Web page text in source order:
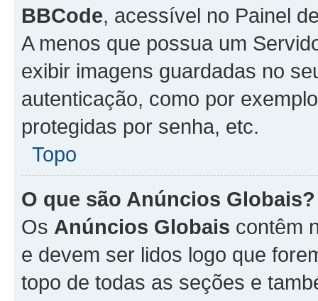
BBCode, acessível no Painel
A menos que possua um
exibir imagens guardadas no
autenticação, como por
protegidas por senha, etc.
Topo
O que são Anúncios Globais?
Os Anúncios Globais contêm
e devem ser lidos logo que
topo de todas as seções e